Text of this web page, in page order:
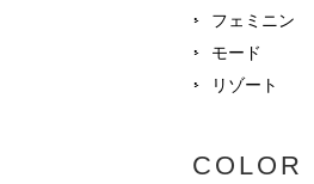
フェミニン
モード
リゾート
COLOR